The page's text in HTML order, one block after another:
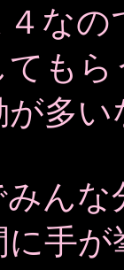
なの
てもら
多い
んな
手